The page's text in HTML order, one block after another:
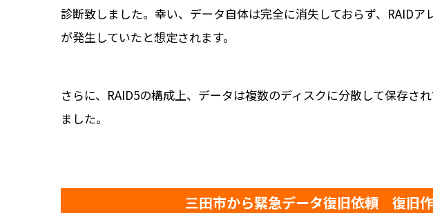
診断致しました。幸い、データ自体は完全に消失しておらず、RAID
が発生していたと想定されます。
さらに、RAID5の構成上、データは複数のディスクに分散して保存さ
ました。
三田市から緊急データ復旧依頼 復旧